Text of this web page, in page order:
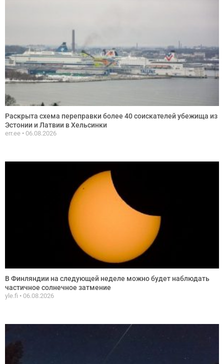
Раскрыта схема переправки более 40 соискателей убежища из
Эстонии и Латвии в Хельсинки
err.ee 06.08.2026
В Финляндии на следующей неделе можно будет наблюдать
частичное солнечное затмение
yle.fi 06.08.2026